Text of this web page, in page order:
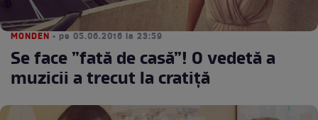
MONDEN • pe 05.06.2016 la 23:59
Se face ”fată de casă”! O vedetă a
muzicii a trecut la cratiță